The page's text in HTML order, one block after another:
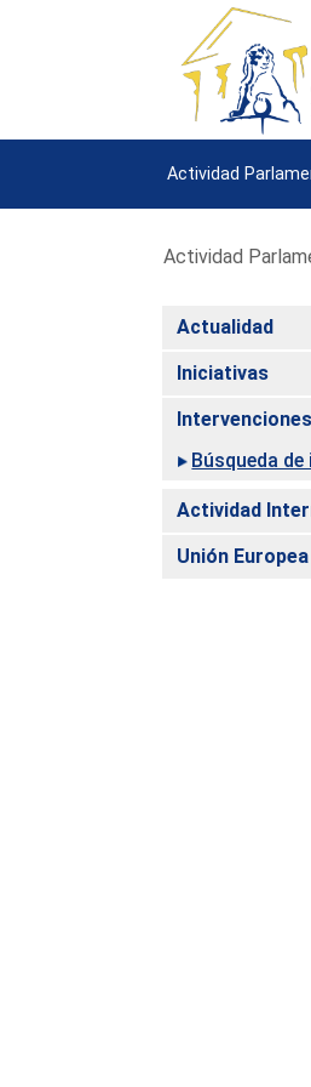
Actividad
Actividad
Actualidad
Iniciativas
Intervenciones
Búsqueda
Actividad
Unión Europea